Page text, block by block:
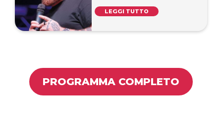
LEGGI TUTTO
PROGRAMMA COMPLETO